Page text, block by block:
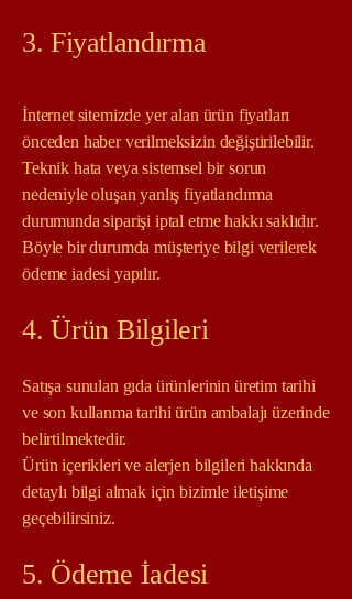
3. Fiyatlandırma
İnternet sitemizde yer alan ürün fiyatları
önceden haber verilmeksizin değiştirilebilir.
Teknik hata veya sistemsel bir sorun
nedeniyle oluşan yanlış fiyatlandırma
durumunda siparişi iptal etme hakkı saklıdır.
Böyle bir durumda müşteriye bilgi verilerek
ödeme iadesi yapılır.
4. Ürün Bilgileri
Satışa sunulan gıda ürünlerinin üretim tarihi
ve son kullanma tarihi ürün ambalajı üzerinde
belirtilmektedir.
Ürün içerikleri ve alerjen bilgileri hakkında
detaylı bilgi almak için bizimle iletişime
geçebilirsiniz.
5. Ödeme İadesi